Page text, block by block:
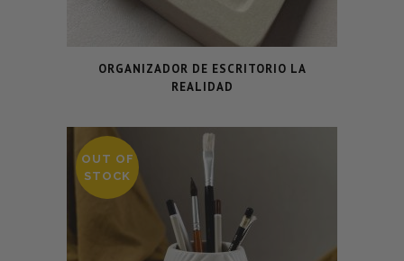
ORGANIZADOR DE ESCRITORIO LA
REALIDAD
OUT OF
STOCK